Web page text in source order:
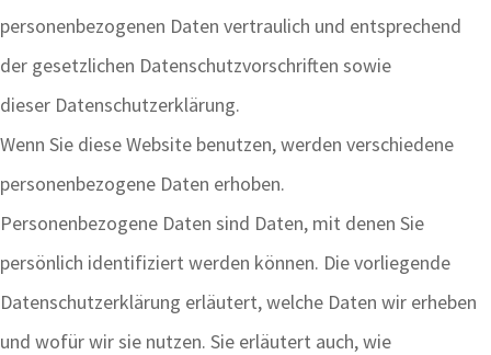
personenbezogenen Daten vertraulich und entsprechend
der gesetzlichen Datenschutzvorschriften sowie
dieser Datenschutzerklärung.
Wenn Sie diese Website benutzen, werden verschiedene
personenbezogene Daten erhoben.
Personenbezogene Daten sind Daten, mit denen Sie
persönlich identifiziert werden können. Die vorliegende
Datenschutzerklärung erläutert, welche Daten wir erheben
und wofür wir sie nutzen. Sie erläutert auch, wie